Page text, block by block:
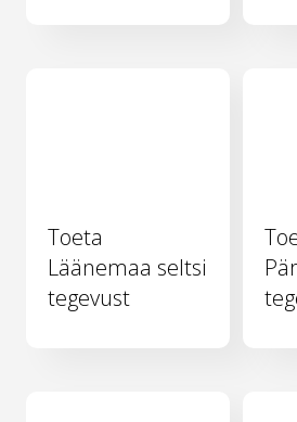
Toeta
Läänemaa seltsi
tegevust